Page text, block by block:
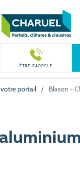
ÊTRE RAPPELÉ
portail / Blason -